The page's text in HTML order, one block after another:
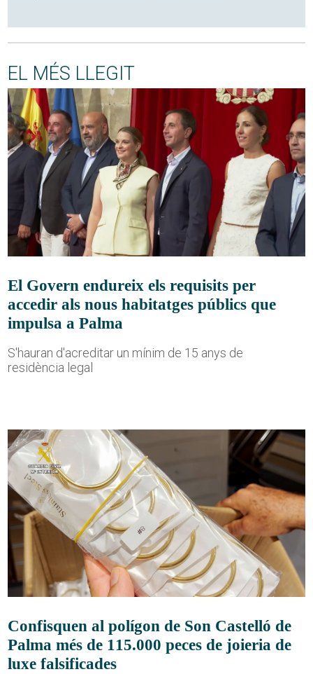
EL MÉS LLEGIT
El Govern endureix els requisits per
accedir als nous habitatges públics que
impulsa a Palma
S'hauran d'acreditar un mínim de 15 anys de
residència legal
Confisquen al polígon de Son Castelló de
Palma més de 115.000 peces de joieria de
luxe falsificades